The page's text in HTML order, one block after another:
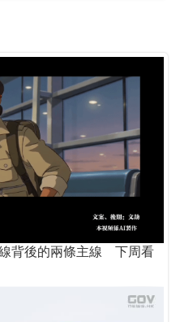
線背後的兩條主線 下周看